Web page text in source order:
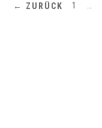
← ZURÜCK 1